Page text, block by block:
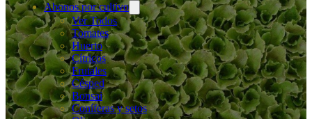
Abonos por cultivo
Ver Todos
Tomates
Huerto
Cítricos
Frutales
Césped
Bonsai
Coníferas y setos